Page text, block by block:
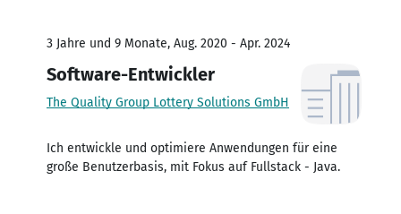
3 Jahre und 9 Monate, Aug. 2020 - Apr. 2024
Software-Entwickler
The Quality Group Lottery Solutions GmbH
Ich entwickle und optimiere Anwendungen für eine
große Benutzerbasis, mit Fokus auf Fullstack - Java.